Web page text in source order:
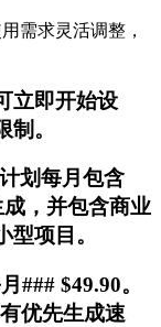
需求灵活调整，
立即开始设
。
划每月包含
，并包含商业
项目。
### $49.90。
优先生成速